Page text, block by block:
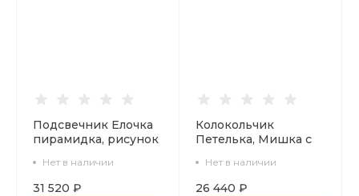
Подсвечник Елочка
пирамидка, рисунок
60.15274.00.5
Нет в наличии
31 520 ₽
Колокольчик
Петелька, Мишка с
60.01374.00.1
Нет в наличии
26 440 ₽